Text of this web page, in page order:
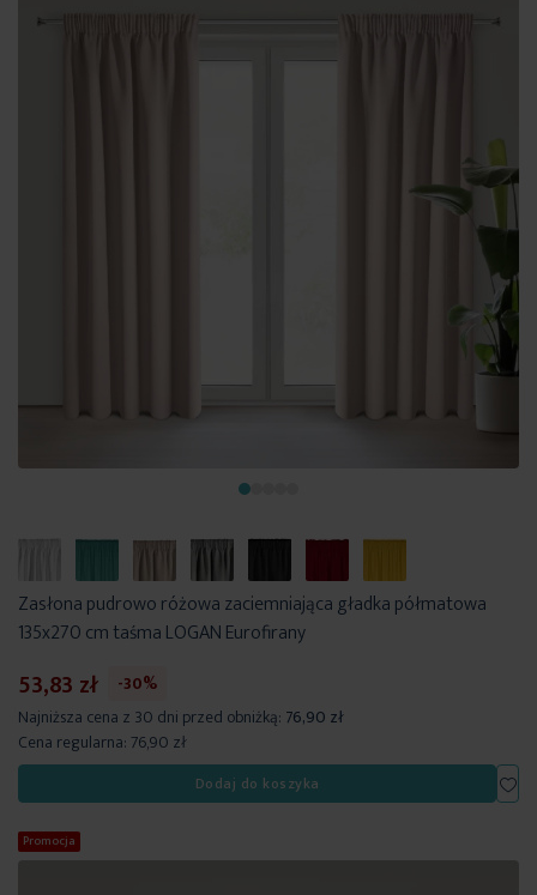
Zasłona pudrowo różowa zaciemniająca gładka półmatowa
135x270 cm taśma LOGAN Eurofirany
53,83 zł
-30%
Najniższa cena z 30 dni przed obniżką: 76,90 zł
Cena regularna: 76,90 zł
Dodaj do koszyka
Promocja